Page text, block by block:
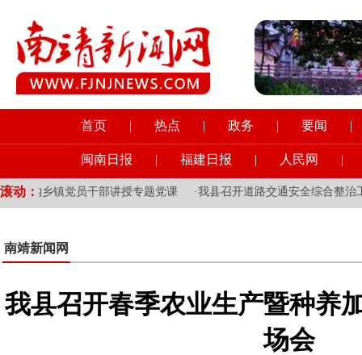
首页 | 热点 | 政务 | 要闻 |
闽南日报 | 福建日报 | 人民网 |
滚动：
钩乡镇党员干部讲授专题党课 · 我县召开道路交通安全综合整治工作
南靖新闻网
我县召开春季农业生产暨种养
场会